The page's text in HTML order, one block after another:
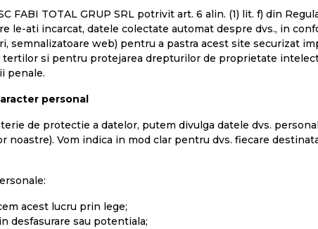
FABI TOTAL GRUP SRL potrivit art. 6 alin. (1) lit. f) din
le-ati incarcat, datele colectate automat despre dvs., in
semnalizatoare web) pentru a pastra acest site securizat
tertilor si pentru protejarea drepturilor de proprietate
penale.
personal
de protectie a datelor, putem divulga datele dvs.
noastre). Vom indica in mod clar pentru dvs. fiecare
acest lucru prin lege;
desfasurare sau potentiala;